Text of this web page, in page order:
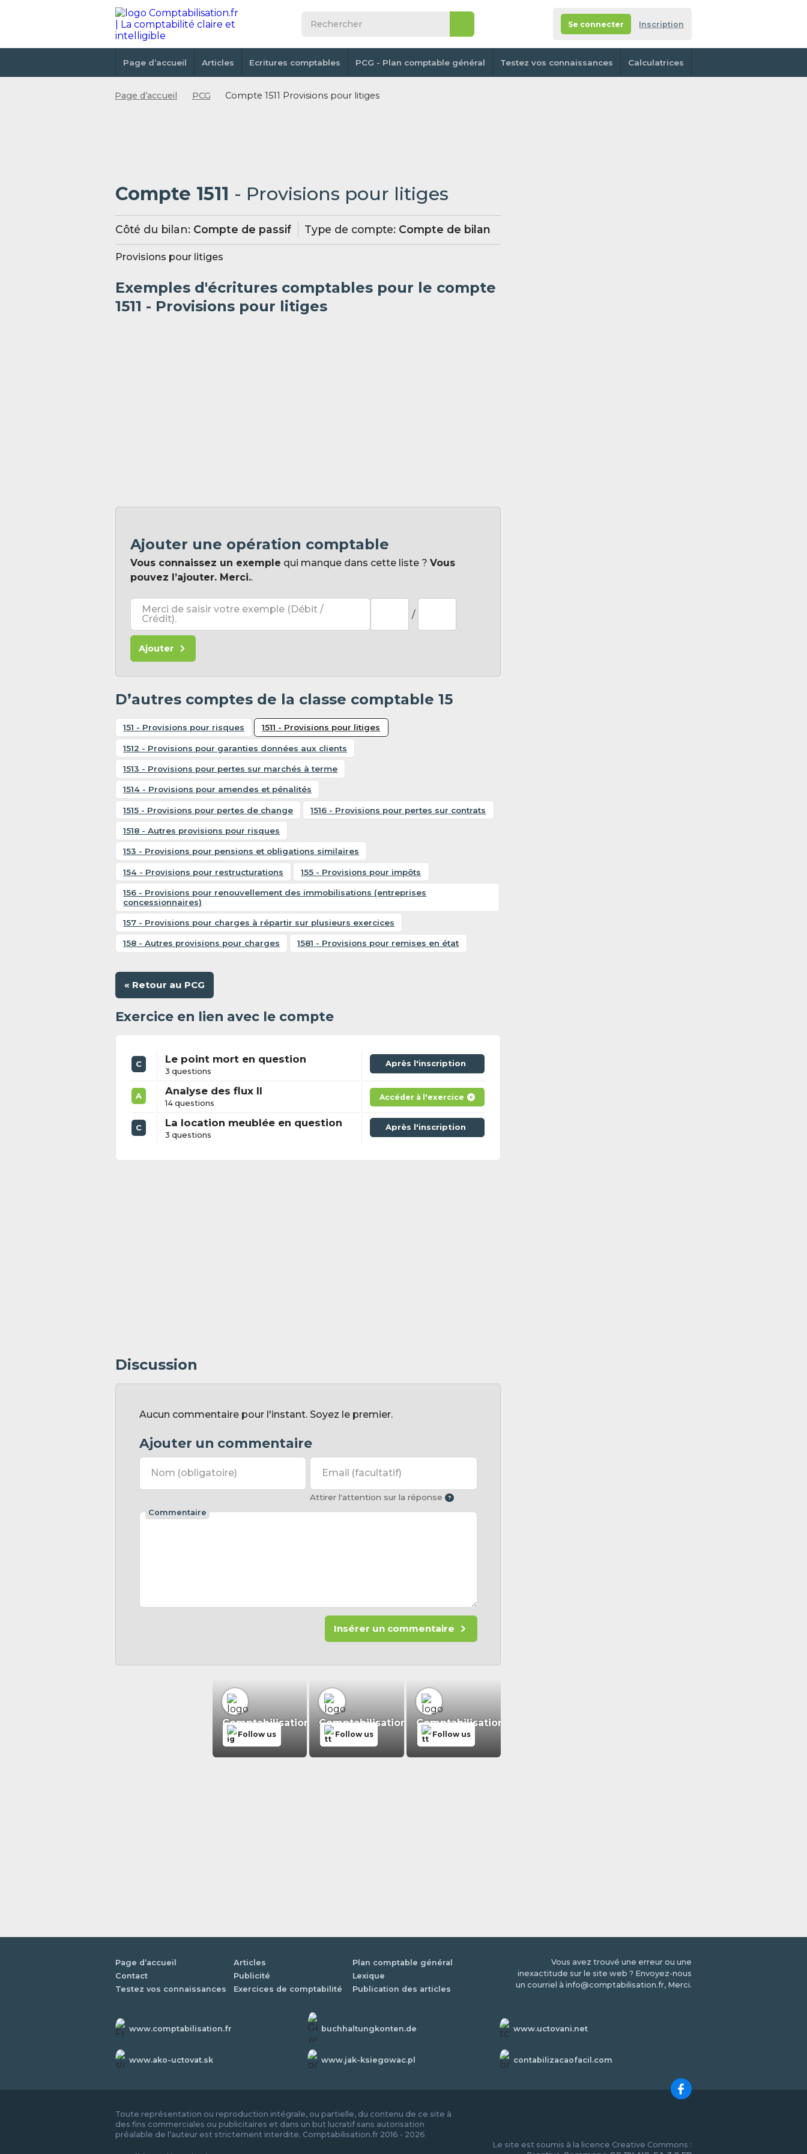
Se connecter Inscription
Page d’accueil Articles Ecritures comptables PCG - Plan comptable général Testez vos connaissances Calculatrices
Page d’accueil PCG Compte 1511 Provisions pour litiges
Compte 1511 - Provisions pour litiges
Côté du bilan: Compte de passif Type de compte: Compte de bilan
Provisions pour litiges
Exemples d'écritures comptables pour le compte
1511 - Provisions pour litiges
Ajouter une opération comptable
Vous connaissez un exemple qui manque dans cette liste ? Vous
pouvez l’ajouter. Merci..
Merci de saisir votre exemple (Débit /
Crédit).
/
Ajouter
D’autres comptes de la classe comptable 15
151 - Provisions pour risques 1511 - Provisions pour litiges
1512 - Provisions pour garanties données aux clients
1513 - Provisions pour pertes sur marchés à terme
1514 - Provisions pour amendes et pénalités
1515 - Provisions pour pertes de change 1516 - Provisions pour pertes sur contrats
1518 - Autres provisions pour risques
153 - Provisions pour pensions et obligations similaires
154 - Provisions pour restructurations 155 - Provisions pour impôts
156 - Provisions pour renouvellement des immobilisations (entreprises
concessionnaires)
157 - Provisions pour charges à répartir sur plusieurs exercices
158 - Autres provisions pour charges 1581 - Provisions pour remises en état
« Retour au PCG
Exercice en lien avec le compte
C Le point mort en question
3 questions
Après l'inscription
A Analyse des flux II
14 questions
Accéder à l'exercice
C La location meublée en question
3 questions
Après l'inscription
Discussion
Aucun commentaire pour l'instant. Soyez le premier.
Ajouter un commentaire
Nom (obligatoire) Email (facultatif)
Attirer l'attention sur la réponse
Commentaire
Insérer un commentaire
Comptabilisation.fr
Follow us
Comptabilisation.fr
Follow us
Comptabilisation.fr
Follow us
Page d’accueil Articles
Plan comptable général
Contact
Publicité
Lexique
Testez vos connaissances
Exercices de comptabilité Publication des articles
Vous avez trouvé une erreur ou une
inexactitude sur le site web ? Envoyez-nous
un courriel à info@comptabilisation.fr, Merci.
www.comptabilisation.fr buchhaltungkonten.de www.uctovani.net
www.ako-uctovat.sk www.jak-ksiegowac.pl contabilizacaofacil.com
Toute représentation ou reproduction intégrale, ou partielle, du contenu de ce site à
des fins commerciales ou publicitaires et dans un but lucratif sans autorisation
préalable de l’auteur est strictement interdite. Comptabilisation.fr 2016 - 2026
Le site est soumis à la licence Creative Commons :